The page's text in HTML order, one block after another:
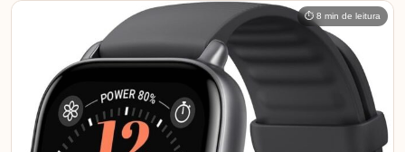
⏱ 8 min de leitura